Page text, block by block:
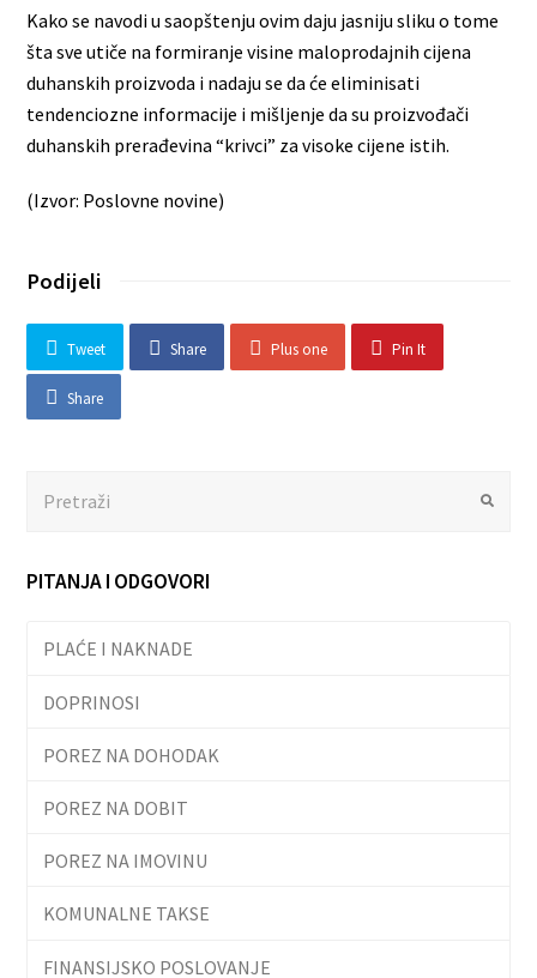
Kako se navodi u saopštenju ovim daju jasniju sliku o tome
šta sve utiče na formiranje visine maloprodajnih cijena
duhanskih proizvoda i nadaju se da će eliminisati
tendenciozne informacije i mišljenje da su proizvođači
duhanskih prerađevina “krivci” za visoke cijene istih.
(Izvor: Poslovne novine)
Podijeli
Tweet Share Plus one Pin It
Share
Submit
PITANJA I ODGOVORI
PLAĆE I NAKNADE
DOPRINOSI
POREZ NA DOHODAK
POREZ NA DOBIT
POREZ NA IMOVINU
KOMUNALNE TAKSE
FINANSIJSKO POSLOVANJE